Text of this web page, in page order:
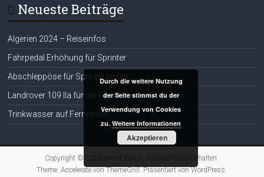
Neueste Beiträge
Algerien 2024 – Reiseinfos
Fahrpedal Erhöhung für Sprinter
Abschleppöse für Sprinter hinten
Landrover 109 IIa für die Fernreise
Trinkwasser auf Fernreisen
Copyright © 2026
. Alle Rechte vorbehalten.
Theme:Accelerate von ThemeGrill. Präsentiert vonWordPress.
Durch die weitere Nutzung
der Seite stimmst du der
Verwendung von Cookies
zu. Weitere Informationen
Akzeptieren